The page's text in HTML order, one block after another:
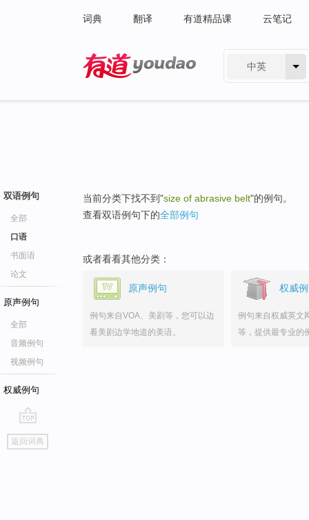
词典 翻译 有道精品课 云笔记
中英
双语例句
全部
口语
书面语
论文
原声例句
全部
音频例句
视频例句
权威例句
go
top
返回词典
当前分类下找不到"size of abrasive belt"的例句。
查看双语例句下的全部例句
或者看看其他分类：
原声例句
例句来自VOA、美剧等，您可以边
看美剧边学地道的美语。
权威
例句来自权威英文
等，提供最专业的